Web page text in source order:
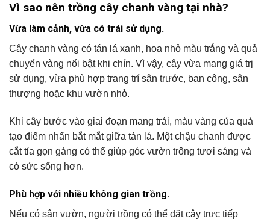
Vì sao nên trồng cây chanh vàng tại nhà?
Vừa làm cảnh, vừa có trái sử dụng.
Cây chanh vàng có tán lá xanh, hoa nhỏ màu trắng và quả
chuyển vàng nổi bật khi chín. Vì vậy, cây vừa mang giá trị
sử dụng, vừa phù hợp trang trí sân trước, ban công, sân
thượng hoặc khu vườn nhỏ.
Khi cây bước vào giai đoạn mang trái, màu vàng của quả
tạo điểm nhấn bắt mắt giữa tán lá. Một chậu chanh được
cắt tỉa gọn gàng có thể giúp góc vườn trông tươi sáng và
có sức sống hơn.
Phù hợp với nhiều không gian trồng.
Nếu có sân vườn, người trồng có thể đặt cây trực tiếp